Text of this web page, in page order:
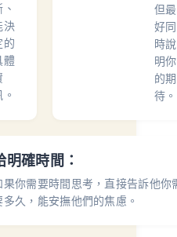
、
決
的
體
但最
好同
時說
明你
的期
待。
明確時間：
果你需要時間思考，直接告訴他你
多久，能安撫他們的焦慮。